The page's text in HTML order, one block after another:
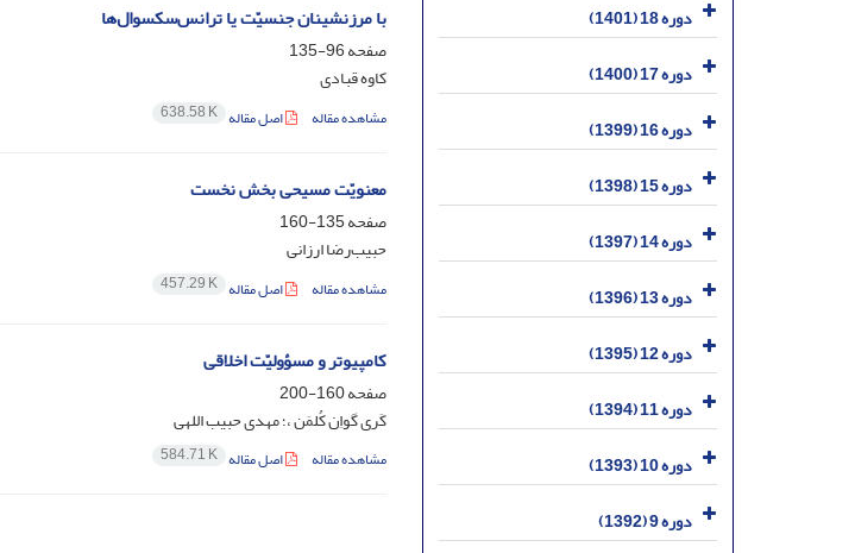
با مرزنشینان جنسیّت یا ترانس‌سکسوال‌ها
صفحه96-135
کاوه قبادی
مشاهده مقاله اصل مقاله 638.58 K
معنویّت مسیحی بخش نخست
صفحه135-160
حبیب‌رضا ارزانی
مشاهده مقاله اصل مقاله 457.29 K
کامپیوتر و مسؤولیّت اخلاقی
صفحه160-200
کَری گواِن کُلمَن ،؛ مهدی حبیب اللهی
مشاهده مقاله اصل مقاله 584.71 K
دوره 18 (1401)
دوره 17 (1400)
دوره 16 (1399)
دوره 15 (1398)
دوره 14 (1397)
دوره 13 (1396)
دوره 12 (1395)
دوره 11 (1394)
دوره 10 (1393)
دوره 9 (1392)